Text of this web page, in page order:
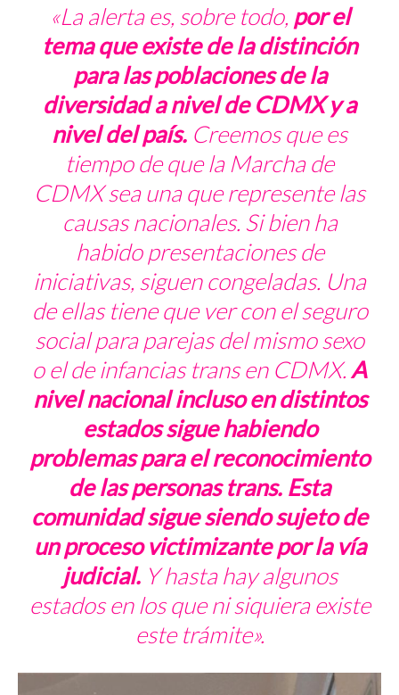
«La alerta es, sobre todo, por el
tema que existe de la distinción
para las poblaciones de la
diversidad a nivel de CDMX y a
nivel del país. Creemos que es
tiempo de que la Marcha de
CDMX sea una que represente las
causas nacionales. Si bien ha
habido presentaciones de
iniciativas, siguen congeladas. Una
de ellas tiene que ver con el seguro
social para parejas del mismo sexo
o el de infancias trans en CDMX.A
nivel nacional incluso en distintos
estados sigue habiendo
problemas para el reconocimiento
de las personas trans. Esta
comunidad sigue siendo sujeto de
un proceso victimizante por la vía
judicial.Y hasta hay algunos
estados en los que ni siquiera existe
este trámite».